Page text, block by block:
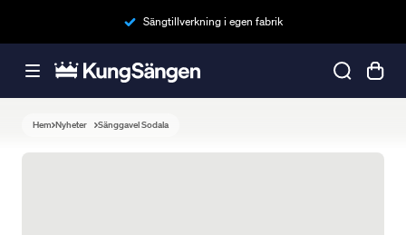
Sängtillverkning i egen fabrik
Hem Nyheter Sänggavel Sodala